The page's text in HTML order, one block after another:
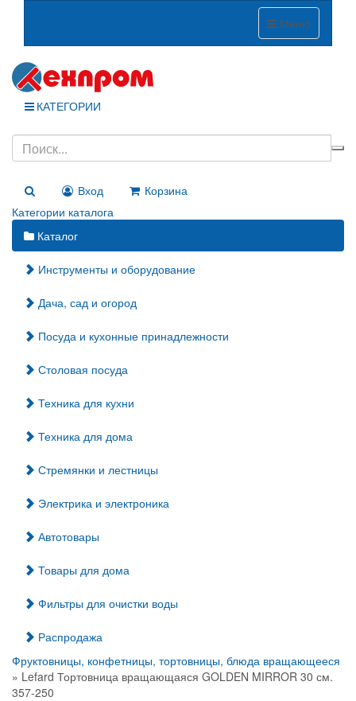
Меню
КАТЕГОРИИ
Вход
Корзина
Категории каталога
Каталог
Инструменты и оборудование
Дача, сад и огород
Посуда и кухонные принадлежности
Столовая посуда
Техника для кухни
Техника для дома
Стремянки и лестницы
Электрика и электроника
Автотовары
Товары для дома
Фильтры для очистки воды
Распродажа
Фруктовницы, конфетницы, тортовницы, блюда вращающееся
» Lefard Тортовница вращающаяся GOLDEN MIRROR 30 см.
357-250